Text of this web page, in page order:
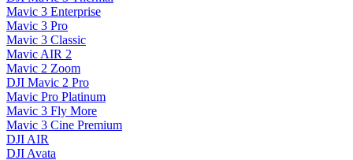
Mavic 3 Enterprise
Mavic 3 Pro
Mavic 3 Сlassic
Mavic AIR 2
Mavic 2 Zoom
DJI Mavic 2 Pro
Mavic Pro Platinum
Mavic 3 Fly More
Mavic 3 Cine Premium
DJI AIR
DJI Avata